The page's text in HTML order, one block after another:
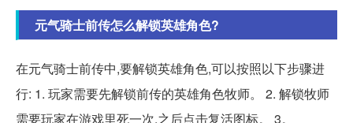
元气骑士前传怎么解锁英雄角色?
在元气骑士前传中,要解锁英雄角色,可以按照以下步骤进
行: 1. 玩家需要先解锁前传的英雄角色牧师。 2. 解锁牧师
需要玩家在游戏里死一次,之后点击复活图标。 3。